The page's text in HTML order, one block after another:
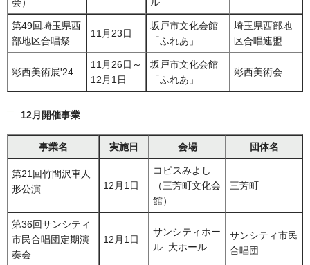
第49回埼玉県西
部地区合唱祭
11月23日
坂戸市文化会館
「ふれあ」
埼玉県西部地
区合唱連盟
彩西美術展'24
11月26日～
12月1日
坂戸市文化会館
「ふれあ」
彩西美術会
12月開催事業
事業名 実施日 会場 団体名
第21回竹間沢車人
形公演
12月1日
コピスみよし
（三芳町文化会
館）
三芳町
第36回サンシティ
市民合唱団定期演
奏会
12月1日
サンシティホー
ル 大ホール
サンシティ市民
合唱団